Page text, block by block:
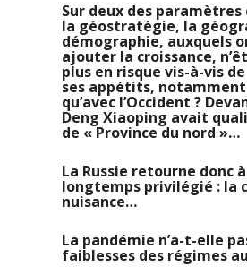
Sur deux des
la géostratégie, la
démographie, auxquels
ajouter la croissance,
plus en risque vis-à-vis
ses appétits, notamment
qu’avec l’Occident ?
Deng Xiaoping avait
de « Province du nord »…
La Russie retourne donc
longtemps privilégié : la
nuisance…
La pandémie n’a-t-elle
faiblesses des régimes